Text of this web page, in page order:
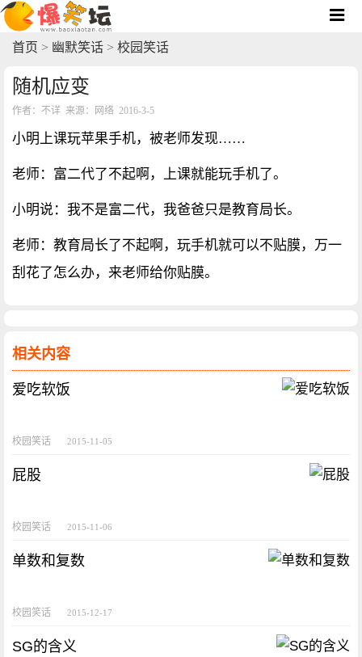
首页 > 幽默笑话 > 校园笑话
随机应变
作者：不详 来源：网络 2016-3-5
小明上课玩苹果手机，被老师发现……
老师：富二代了不起啊，上课就能玩手机了。
小明说：我不是富二代，我爸爸只是教育局长。
老师：教育局长了不起啊，玩手机就可以不贴膜，万一
刮花了怎么办，来老师给你贴膜。
相关内容
爱吃软饭
校园笑话 2015-11-05
屁股
校园笑话 2015-11-06
单数和复数
校园笑话 2015-12-17
SG的含义